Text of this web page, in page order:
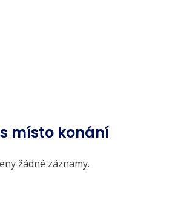
místo konání
žádné záznamy.